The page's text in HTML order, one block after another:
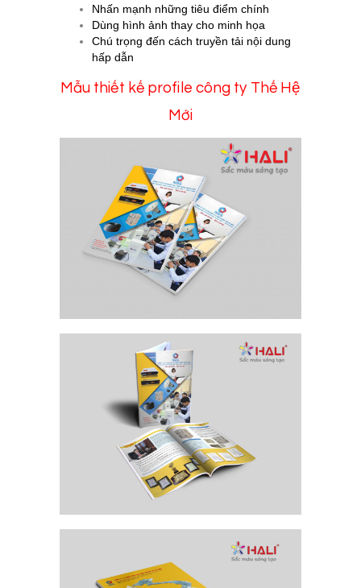
Nhấn mạnh những tiêu điểm chính
Dùng hình ảnh thay cho minh họa
Chú trọng đến cách truyền tải nội dung
hấp dẫn
Mẫu thiết kế profile công ty Thế Hệ
Mới